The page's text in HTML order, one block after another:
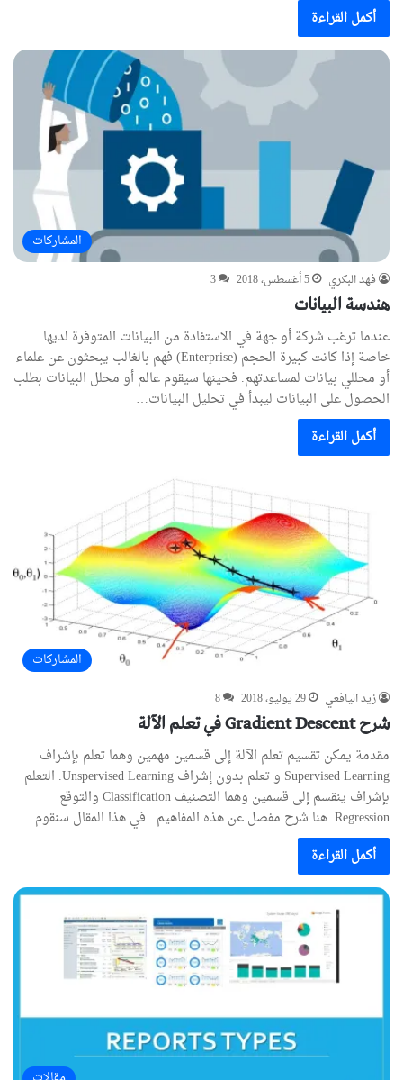
أكمل القراءة
المشاركات
فهد البكري 5 أغسطس، 2018 3
هندسة البيانات
عندما ترغب شركة أو جهة في الاستفادة من البيانات المتوفرة لديها
خاصة إذا كانت كبيرة الحجم (Enterprise) فهم بالغالب يبحثون عن علماء
أو محللي بيانات لمساعدتهم. فحينها سيقوم عالم أو محلل البيانات بطلب
الحصول على البيانات ليبدأ في تحليل البيانات…
أكمل القراءة
المشاركات
زيد اليافعي 29 يوليو، 2018 8
شرح Gradient Descent في تعلم الآلة
مقدمة يمكن تقسيم تعلم الآلة إلى قسمين مهمين وهما تعلم بإشراف
Supervised Learning و تعلم بدون إشراف Unspervised Learning. التعلم
بإشراف ينقسم إلى قسمين وهما التصنيف Classification والتوقع
Regression. هنا شرح مفصل عن هذه المفاهيم . في هذا المقال سنقوم…
أكمل القراءة